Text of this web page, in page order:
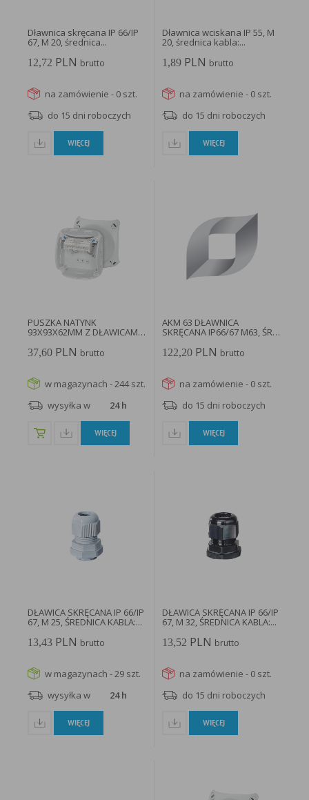
Dławnica skręcana IP 66/IP
67, M 20, średnica...
12,72 PLN brutto
na zamówienie - 0 szt.
do 15 dni roboczych
WIĘCEJ
Dławnica wciskana IP 55, M
20, średnica kabla:...
1,89 PLN brutto
na zamówienie - 0 szt.
do 15 dni roboczych
WIĘCEJ
PUSZKA NATYNK
93X93X62MM Z DŁAWICAMI
37,60PLN brutto
w magazynach - 244 szt.
wysyłka w
24 h
WIĘCEJ
AKM 63 DŁAWNICA
SKRĘCANA IP66/67 M63, ŚR.
KABLA:35-48mm...
122,20 PLN brutto
na zamówienie - 0 szt.
do 15 dni roboczych
WIĘCEJ
DŁAWICA SKRĘCANA IP 66/IP
67, M 25, ŚREDNICA KABLA:...
13,43PLN brutto
w magazynach - 29 szt.
wysyłka w
24 h
WIĘCEJ
DŁAWICA SKRĘCANA IP 66/IP
67, M 32, ŚREDNICA KABLA:...
13,52 PLN brutto
na zamówienie - 0 szt.
do 15 dni roboczych
WIĘCEJ